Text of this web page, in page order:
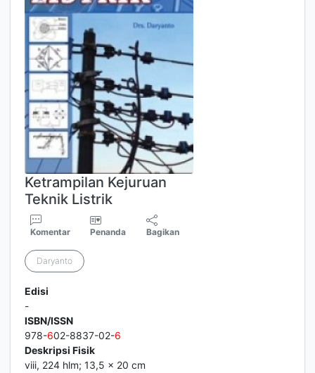
Ketrampilan Kejuruan
Teknik Listrik
Komentar Penanda Bagikan
Daryanto
Edisi
-
ISBN/ISSN
978-602-8837-02-6
Deskripsi Fisik
viii, 224 hlm; 13,5 x 20 cm